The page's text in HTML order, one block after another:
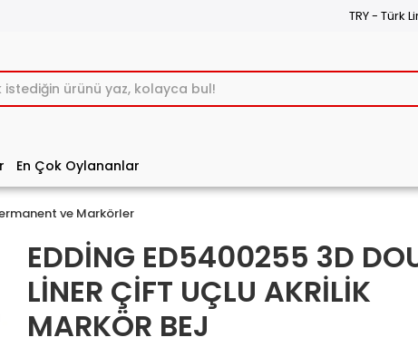
TRY - Türk
En Çok Oylananlar
ve Markörler
EDDİNG ED5400255 3D
LİNER ÇİFT UÇLU AKRİLİK
MARKÖR BEJ